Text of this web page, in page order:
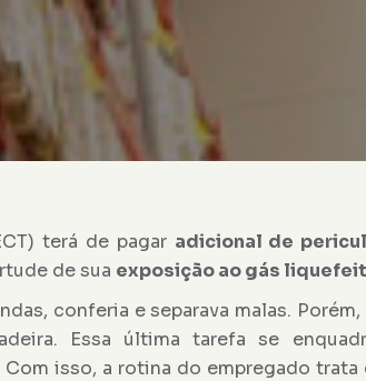
terá de pagar adicional de
de sua exposição ao gás
conferia e separava malas.
Essa última tarefa se
Com isso, a rotina do empregado trata